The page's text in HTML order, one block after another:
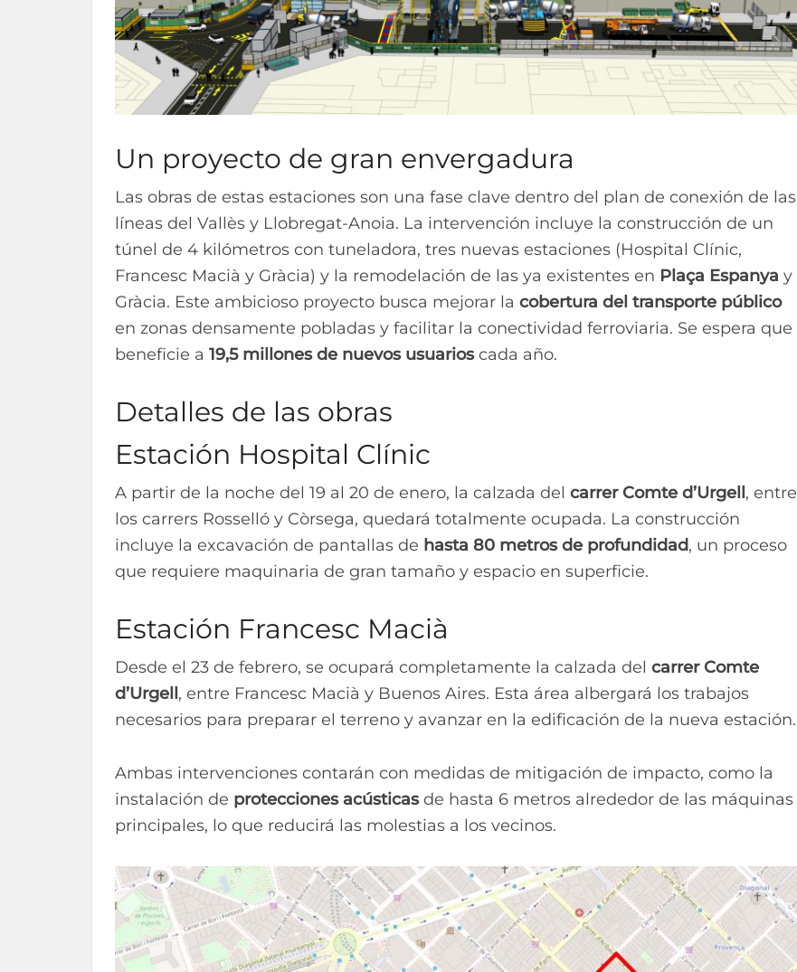
Un proyecto de gran envergadura
Las obras de estas estaciones son una fase clave dentro del plan de conexión de las
líneas del Vallès y Llobregat-Anoia. La intervención incluye la construcción de un
túnel de 4 kilómetros con tuneladora, tres nuevas estaciones (Hospital Clínic,
Francesc Macià y Gràcia) y la remodelación de las ya existentes en Plaça Espanya y
Gràcia. Este ambicioso proyecto busca mejorar la cobertura del transporte público
en zonas densamente pobladas y facilitar la conectividad ferroviaria. Se espera que
beneficie a 19,5 millones de nuevos usuarioscada año.
Detalles de las obras
Estación Hospital Clínic
A partir de la noche del 19 al 20 de enero, la calzada del carrer Comte d’Urgell , entre
los carrers Rosselló y Còrsega, quedará totalmente ocupada. La construcción
incluye la excavación de pantallas de hasta 80 metros de profundidad, un proceso
que requiere maquinaria de gran tamaño y espacio en superficie.
Estación Francesc Macià
Desde el 23 de febrero, se ocupará completamente la calzada del carrer Comte
d’Urgell , entre Francesc Macià y Buenos Aires. Esta área albergará los trabajos
necesarios para preparar el terreno y avanzar en la edificación de la nueva estación.
Ambas intervenciones contarán con medidas de mitigación de impacto, como la
instalación de protecciones acústicasde hasta 6 metros alrededor de las máquinas
principales, lo que reducirá las molestias a los vecinos.